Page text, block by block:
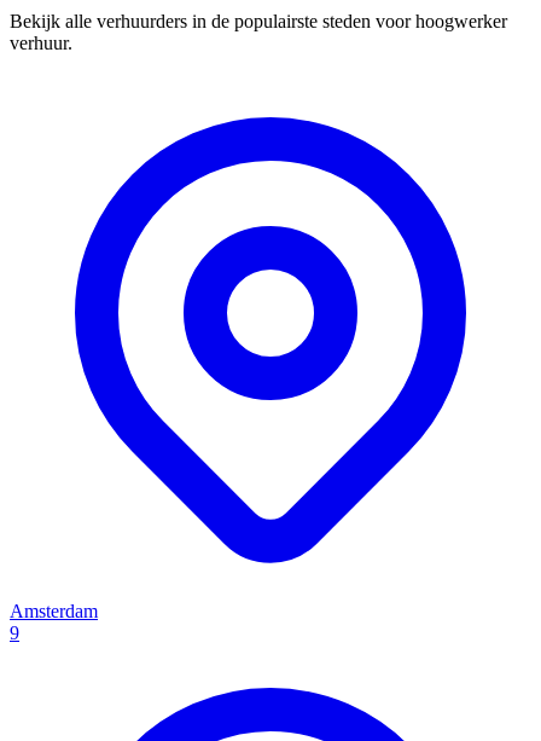
Bekijk alle verhuurders in de populairste steden voor hoogwerker
verhuur.
Amsterdam
9